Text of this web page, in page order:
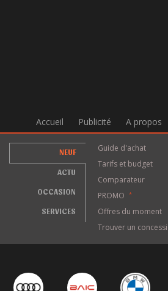
Accueil Publicité A propos
NEUF
ACTU
OCCASION
SERVICES
Guide d'achat
Tarifs et budget
Comparateur
PROMO
*
Offres du moment
Trouver un